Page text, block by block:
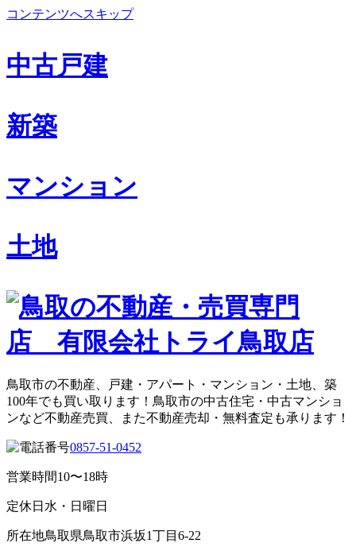
コンテンツへスキップ
中古戸建
新築
マンション
土地
鳥取市の不動産、戸建・アパート・マンション・土地、築
100年でも買い取ります！鳥取市の中古住宅・中古マンショ
ンなど不動産売買、また不動産売却・無料査定も承ります！
0857-51-0452
営業時間10〜18時
定休日 水・日曜日
所在地鳥取県鳥取市浜坂1丁目6-22